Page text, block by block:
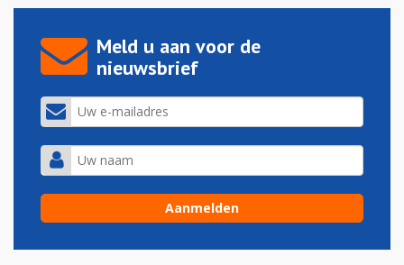
Meld u aan voor de
nieuwsbrief